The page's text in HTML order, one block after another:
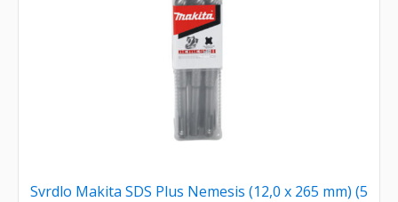
Svrdlo Makita SDS Plus Nemesis (12,0 x 265 mm) (5